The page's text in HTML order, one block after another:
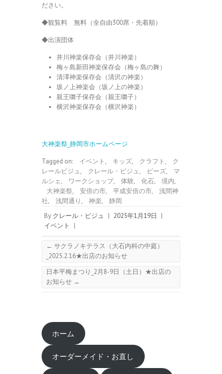
ださい。
◆観覧料 無料（全自由300席・先着順）
◆出演団体
井川神楽保存会（井川神楽）
梅ヶ島新田神楽保存会（梅ヶ島の舞）
清澤神楽保存会（清沢の神楽）
坂ノ上神楽会（坂ノ上の神楽）
親王囃子保存会（親王囃子）
横沢神楽保存会（横沢神楽）
大神楽祭_静岡市ホームページ
Tagged on: イベント, キッズ, クラフト,
ク
レールビジュ, クレール・ビジュ, ビーズ,
マ
ルシェ, ワークショップ, 体験, 化石, 境内,
大神楽祭, 安倍の市, 平成安倍の市,
浅間神
社, 浅間通り, 神楽,
静岡
By クレール・ビジュ | 2025年1月19日
|
イベント
|
← サクラノキテラス（大石内科の中庭）
_2025.2.16★出店のお知らせ
日本平梅まつり_2月8-9日（土日）★出店の
お知らせ →
ホーム
オーダーメイド・お直し